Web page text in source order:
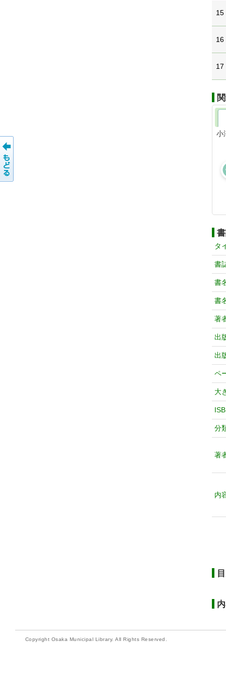
15
16
17
小
タ
書
書
書
著
出
出
ペ
大
分
著
内
Copyright Osaka Municipal Library. All Rights Reserved.